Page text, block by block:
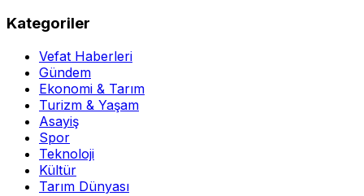
Kategoriler
Vefat Haberleri
Gündem
Ekonomi & Tarım
Turizm & Yaşam
Asayiş
Spor
Teknoloji
Kültür
Tarım Dünyası